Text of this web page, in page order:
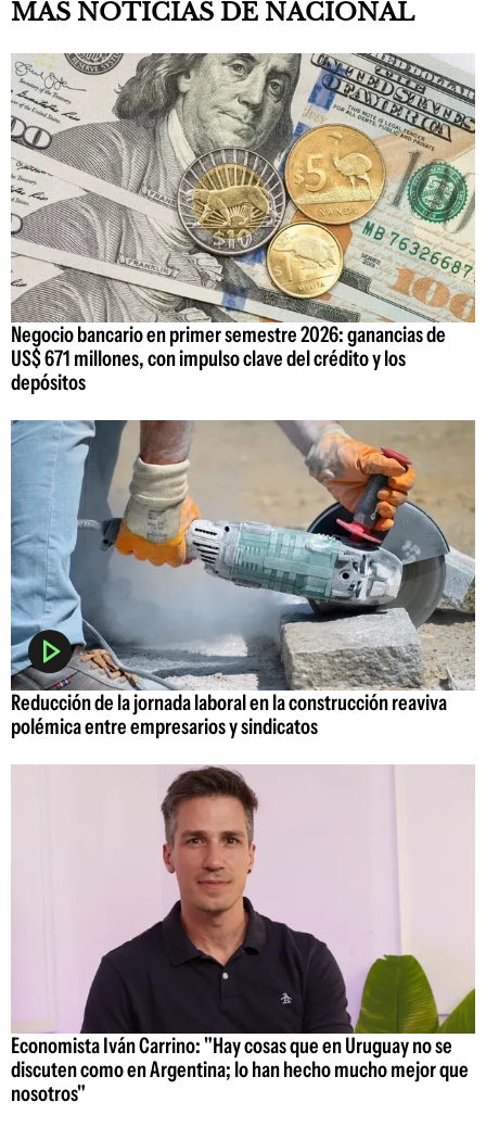
MAS NOTICIAS DE NACIONAL
Negocio bancario en primer semestre 2026: ganancias de
US$ 671 millones, con impulso clave del crédito y los
depósitos
Reducción de la jornada laboral en la construcción reaviva
polémica entre empresarios y sindicatos
Economista Iván Carrino: "Hay cosas que en Uruguay no se
discuten como en Argentina; lo han hecho mucho mejor que
nosotros"